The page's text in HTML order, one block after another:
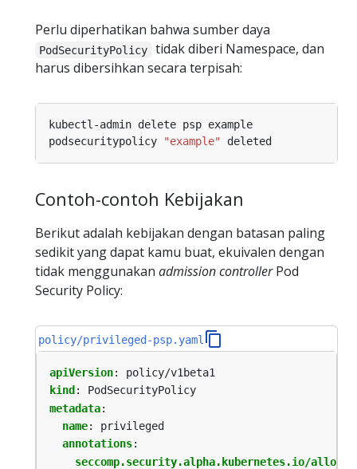
Perlu diperhatikan bahwa sumber daya
PodSecurityPolicy
tidak diberi Namespace, dan
harus dibersihkan secara terpisah:
podsecuritypolicy
"example"
Contoh-contoh Kebijakan
Berikut adalah kebijakan dengan batasan paling
sedikit yang dapat kamu buat, ekuivalen dengan
tidak menggunakan admission controllerPod
Security Policy:
policy/privileged-psp.yaml
apiVersion:
policy/v1beta1
kind :
PodSecurityPolicy
metadata:
name:
privileged
annotations:
seccomp.security.alpha.kubernetes.io/